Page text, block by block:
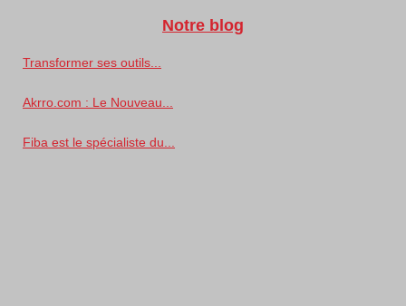
Notre blog
Transformer ses outils...
Akrro.com : Le Nouveau...
Fiba est le spécialiste du...